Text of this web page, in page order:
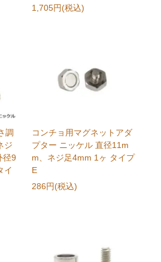
1,705円(税込)
調
ジ
径9
イ
コンチョ用マグネットアダ
プター ニッケル 直径11m
m、ネジ足4mm 1ヶ タイプ
E
286円(税込)